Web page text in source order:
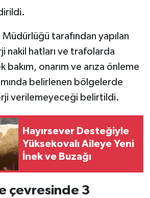
tarafından yapılan
nakil hatları ve trafolarda
onarım ve arıza önleme
belirlenen bölgelerde
verilemeyeceği belirtildi.
Hayırsever Desteğiyle
Yüksekovalı Aileye Yeni
İnek ve Buzağı
çevresinde 3